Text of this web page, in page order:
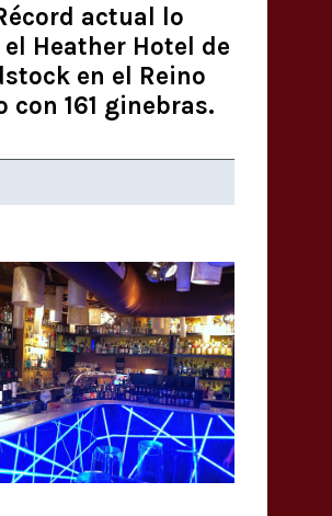
actual lo
Heather Hotel de
en el Reino
con 161 ginebras.